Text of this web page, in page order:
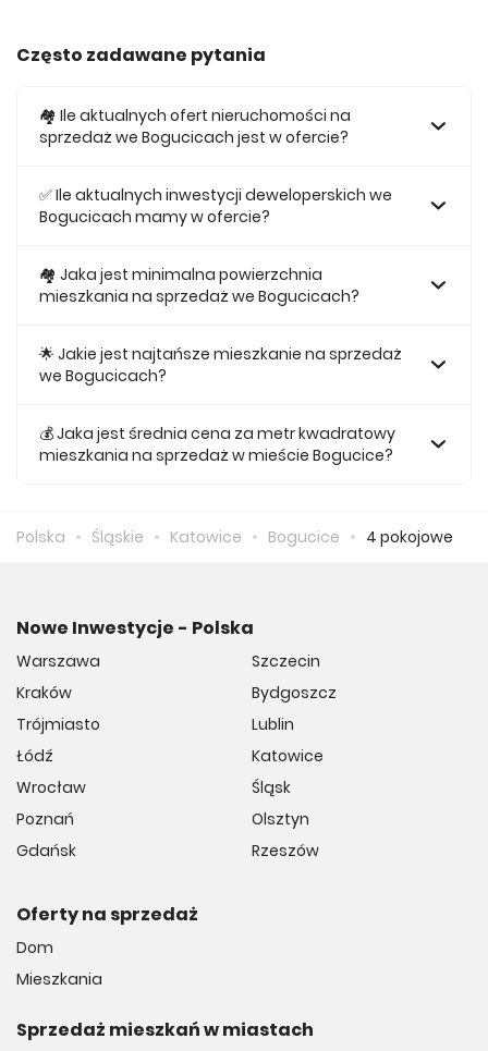
Często zadawane pytania
🏘️ Ile aktualnych ofert nieruchomości na
sprzedaż we Bogucicach jest w ofercie?
we Bogucicach.
✅ Ile aktualnych inwestycji deweloperskich we
Bogucicach mamy w ofercie?
we Bogucicach.
🏘 Jaka jest minimalna powierzchnia
mieszkania na sprzedaż we Bogucicach?
Bogucicach jest 25,21.
🌟 Jakie jest najtańsze mieszkanie na sprzedaż
we Bogucicach?
naszej ofercie kosztuje 376 138 zł.
💰 Jaka jest średnia cena za metr kwadratowy
mieszkania na sprzedaż w mieście Bogucice?
Polska Śląskie Katowice Bogucice 4 pokojowe
Nowe Inwestycje - Polska
Warszawa
Kraków
Trójmiasto
Łódź
Wrocław
Poznań
Gdańsk
Szczecin
Bydgoszcz
Lublin
Katowice
Śląsk
Olsztyn
Rzeszów
Oferty na sprzedaż
Dom
Mieszkania
Sprzedaż mieszkań w miastach